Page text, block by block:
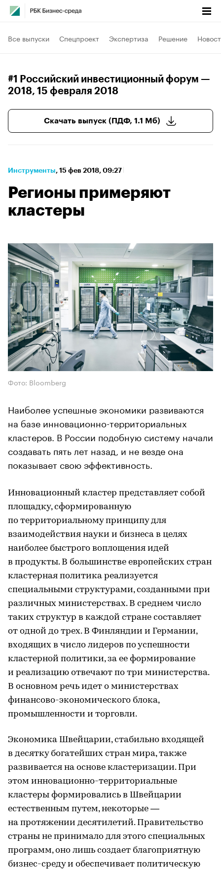
Все выпуски Спецпроект Экспертиза Решение
#1 Российский инвестиционный форум —
2018, 15 февраля 2018
Скачать выпуск (ПДФ, 1.1 Мб)
Инструменты⁠, 15 фев 2018, 09:27
Регионы примеряют
кластеры
Фото: Bloomberg
Наиболее успешные экономики развиваются
на базе инновационно-территориальных
кластеров. В России подобную систему начали
создавать пять лет назад, и не везде она
показывает свою эффективность.
Инновационный кластер представляет собой
площадку, сформированную
по территориальному принципу для
взаимодействия науки и бизнеса в целях
наиболее быстрого воплощения идей
в продукты. В большинстве европейских стран
кластерная политика реализуется
специальными структурами, созданными при
различных министерствах. В среднем число
таких структур в каждой стране составляет
от одной до трех. В Финляндии и Германии,
входящих в число лидеров по успешности
кластерной политики, за ее формирование
и реализацию отвечают по три министерства.
В основном речь идет о министерствах
финансово-экономического блока,
промышленности и торговли.
Экономика Швейцарии, стабильно входящей
в десятку богатейших стран мира, также
развивается на основе кластеризации. При
этом инновационно-территориальные
кластеры формировались в Швейцарии
естественным путем, некоторые —
на протяжении десятилетий. Правительство
страны не принимало для этого специальных
программ, оно лишь создает благоприятную
бизнес-среду и обеспечивает политическую